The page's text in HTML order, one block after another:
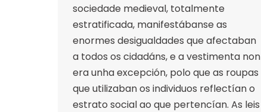
sociedade medieval, totalmente
estratificada, manifestábanse as
enormes desigualdades que afectaban
a todos os cidadáns, e a vestimenta non
era unha excepción, polo que as roupas
que utilizaban os individuos reflectían o
estrato social ao que pertencían. As leis